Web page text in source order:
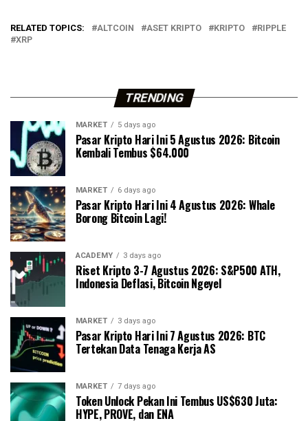
RELATED TOPICS: ALTCOIN ASET KRIPTO KRIPTO
RIPPLE
XRP
TRENDING
MARKET 5 days ago
Pasar Kripto Hari Ini 5 Agustus 2026: Bitcoin
Kembali Tembus $64.000
MARKET 6 days ago
Pasar Kripto Hari Ini 4 Agustus 2026: Whale
Borong Bitcoin Lagi!
ACADEMY 3 days ago
Riset Kripto 3-7 Agustus 2026: S&P500 ATH,
Indonesia Deflasi, Bitcoin Ngeyel
MARKET 3 days ago
Pasar Kripto Hari Ini 7 Agustus 2026: BTC
Tertekan Data Tenaga Kerja AS
MARKET 7 days ago
Token Unlock Pekan Ini Tembus US$630 Juta:
HYPE, PROVE, dan ENA